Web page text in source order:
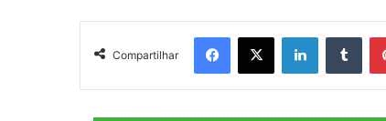
Compartilhar